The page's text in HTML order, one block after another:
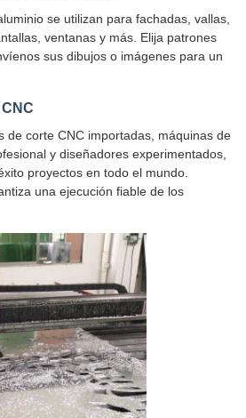
se utilizan para fachadas, vallas,
ventanas y más. Elija patrones
sus dibujos o imágenes para un
de corte CNC importadas, máquinas de
y diseñadores experimentados,
proyectos en todo el mundo.
una ejecución fiable de los